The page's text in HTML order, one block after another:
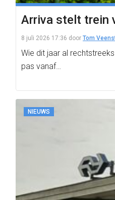
Arriva stelt trein
8 juli 2026 17:36 door Tom
Wie dit jaar al
pas vanaf…
NIEUWS